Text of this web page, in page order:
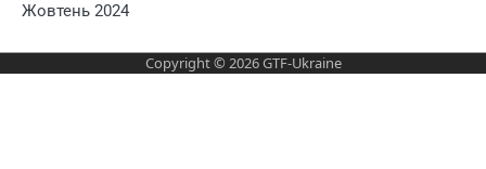
Жовтень 2024
Copyright © 2026GTF-Ukraine